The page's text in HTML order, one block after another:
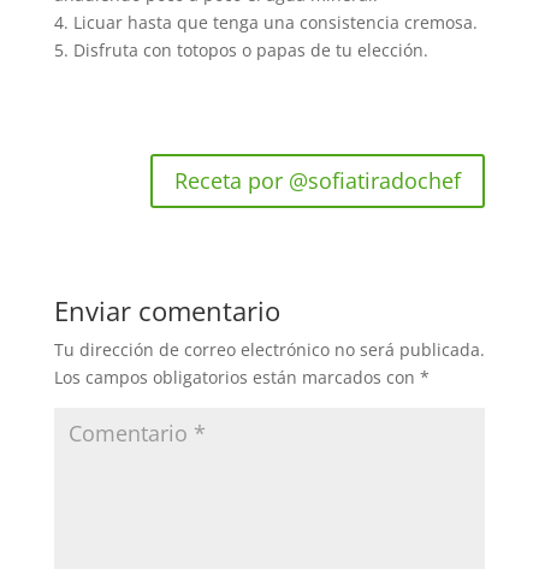
4. Licuar hasta que tenga una consistencia cremosa.
5. Disfruta con totopos o papas de tu elección.
Receta por @sofiatiradochef
Enviar comentario
Tu dirección de correo electrónico no será publicada.
Los campos obligatorios están marcados con *